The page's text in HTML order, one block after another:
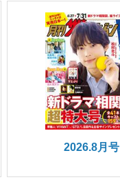
2026.8月号